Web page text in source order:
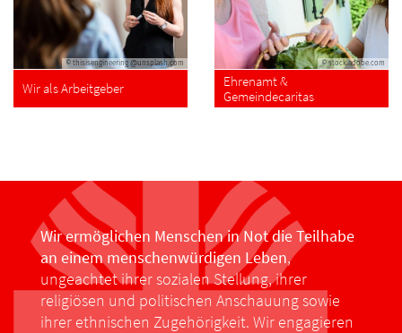
© thisisengineering @unsplash.com
Wir als Arbeitgeber
© stock.adobe.com
Ehrenamt &
Gemeindecaritas
Wir ermöglichen Menschen in Not die Teilhabe
an einem menschenwürdigen Leben,
ungeachtet ihrer sozialen Stellung, ihrer
religiösen und politischen Anschauung sowie
ihrer ethnischen Zugehörigkeit. Wir engagieren